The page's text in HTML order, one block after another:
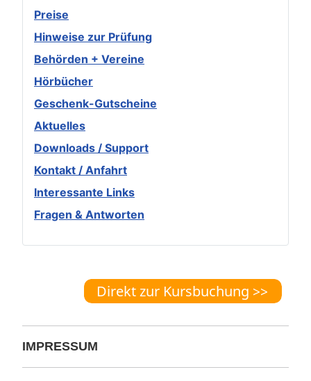
Preise
Hinweise zur Prüfung
Behörden + Vereine
Hörbücher
Geschenk-Gutscheine
Aktuelles
Downloads / Support
Kontakt / Anfahrt
Interessante Links
Fragen & Antworten
IMPRESSUM